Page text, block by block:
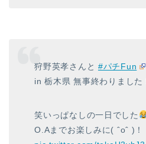
狩野英孝さんと #パチFun
in 栃木県 無事終わりました
笑いっぱなしの一日でした
O.Aまでお楽しみに( ˆoˆ )！